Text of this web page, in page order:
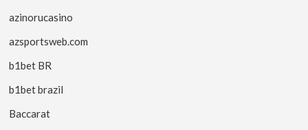
azinorucasino
azsportsweb.com
b1bet BR
b1bet brazil
Baccarat